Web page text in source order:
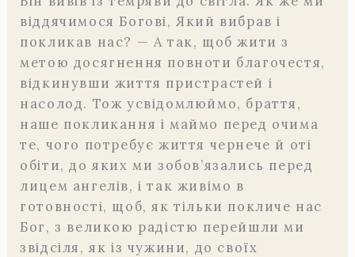
віддячимося Богові, Який вибрав і
покликав нас? — А так, щоб жити з
метою досягнення повноти благочестя,
відкинувши життя пристрастей і
насолод. Тож усвідомлюймо, браття,
наше покликання і маймо перед очима
те, чого потребує життя чернече й оті
обіти, до яких ми зобов’язались перед
лицем ангелів, і так живімо в
готовності, щоб, як тільки покличе нас
Бог, з великою радістю перейшли ми
звідсіля, як із чужини, до своїх